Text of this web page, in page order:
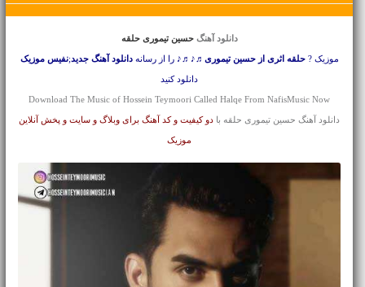
دانلود آهنگ حسین تیموری حلقه
موزیک ?حلقه اثری از حسین تیموری ♬♪♬♪ را از رسانهدانلود آهنگ جدید;نفیس موزیک
دانلود کنید
Download The Music of Hossein Teymoori Called Halqe From NafisMusic Now
دانلود آهنگ حسین تیموری حلقه با دو کیفیت و کد آهنگ برای وبلاگ و سایت و پخش آنلاین
موزیک